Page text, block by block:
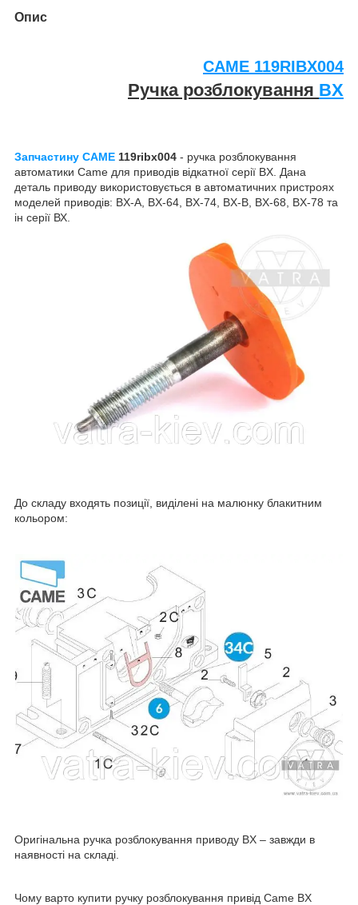
Опис
CAME 119RIBX004
Ручка розблокування BX
Запчастину CAME 119ribx004 - ручка розблокування
автоматики Came для приводів відкатної серії BX. Дана
деталь приводу використовується в автоматичних пристроях
моделей приводів: BX-A, BX-64, BX-74, BX-B, BX-68, BX-78 та
ін серії ВХ.
До складу входять позиції, виділені на малюнку блакитним
кольором:
Оригінальна ручка розблокування приводу BX – завжди в
наявності на складі.
Чому варто купити ручку розблокування привід Came BX